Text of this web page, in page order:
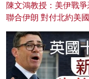
陳文鴻教授：美伊戰
聯合伊朗 對付北約美